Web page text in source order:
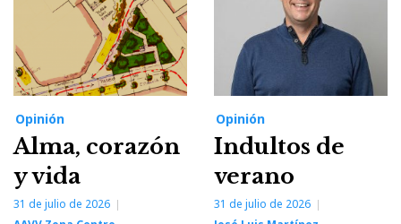
Opinión
Alma, corazón
y vida
31 de julio de 2026
Opinión
Indultos de
verano
31 de julio de 2026